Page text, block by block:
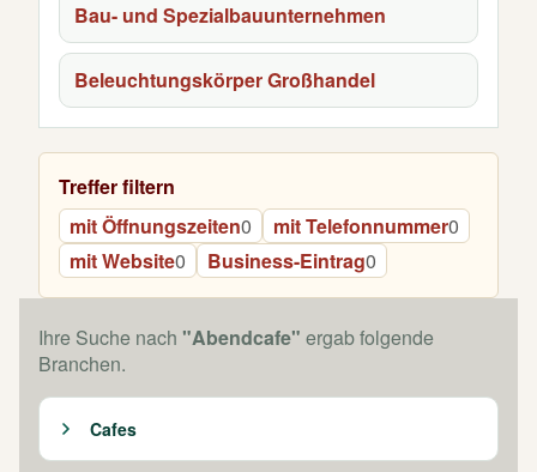
Bau- und Spezialbauunternehmen
Beleuchtungskörper Großhandel
Treffer filtern
mit Öffnungszeiten0 mit Telefonnummer0
mit Website0 Business-Eintrag0
Ihre Suche nach "Abendcafe" ergab folgende
Branchen.
Cafes